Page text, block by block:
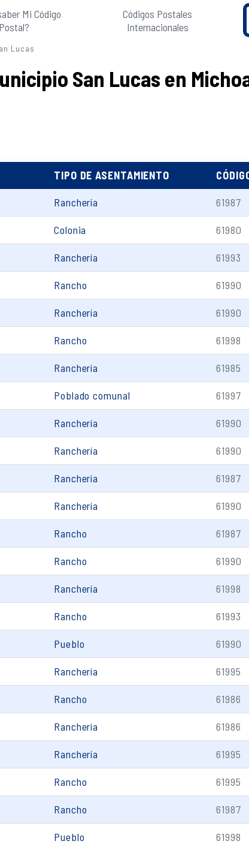
Mi Código
Postal?
Códigos Postales
Internacionales
Lucas
San Lucas en
TIPO DE ASENTAMIENTO
Ranchería 61987
Colonia 61980
Ranchería 61993
Rancho 61990
Ranchería 61990
Rancho 61998
Ranchería 61985
Poblado comunal 61997
Ranchería 61990
Ranchería 61990
Ranchería 61987
Ranchería 61990
Rancho 61987
Rancho 61990
Ranchería 61998
Rancho 61993
Pueblo 61990
Ranchería 61995
Rancho 61986
Ranchería 61986
Ranchería 61995
Rancho 61995
Rancho 61987
Pueblo 61998